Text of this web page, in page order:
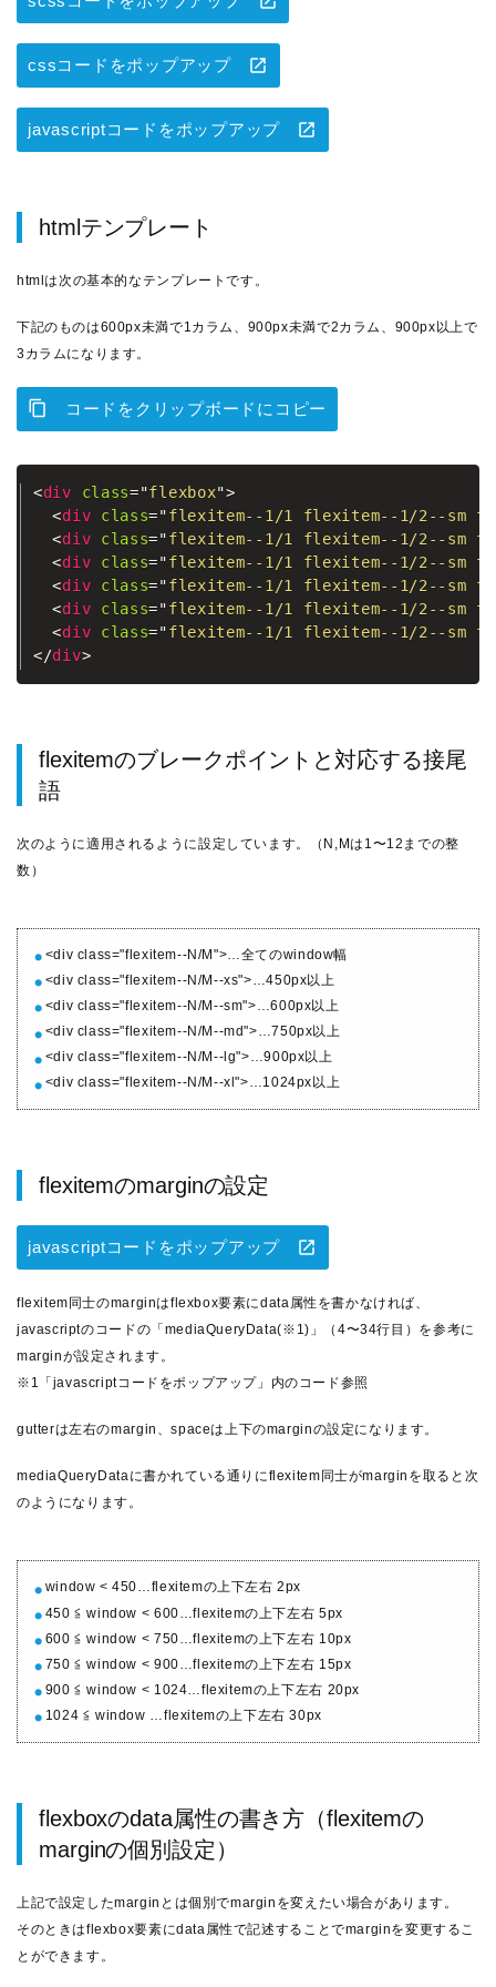
cssコードをポップアップ
javascriptコードをポップアップ
htmlテンプレート
htmlは次の基本的なテンプレートです。
下記のものは600px未満で1カラム、900px未満で2カラム、900px以上で
3カラムになります。
コードをクリップボードにコピー
<div class="flexbox">
<div class="flexitem--1/1 flexitem--1/2--sm
<div class="flexitem--1/1 flexitem--1/2--sm
<div class="flexitem--1/1 flexitem--1/2--sm
<div class="flexitem--1/1 flexitem--1/2--sm
<div class="flexitem--1/1 flexitem--1/2--sm
<div class="flexitem--1/1 flexitem--1/2--sm
</div>
flexitemのブレークポイントと対応する接尾
語
次のように適用されるように設定しています。（N,Mは1〜12までの整
数）
<div class="flexitem--N/M">…全てのwindow幅
<div class="flexitem--N/M--xs">…450px以上
<div class="flexitem--N/M--sm">…600px以上
<div class="flexitem--N/M--md">…750px以上
<div class="flexitem--N/M--lg">…900px以上
<div class="flexitem--N/M--xl">…1024px以上
flexitemのmarginの設定
javascriptコードをポップアップ
flexitem同士のmarginはflexbox要素にdata属性を書かなければ、
javascriptのコードの「mediaQueryData(※1)」（4〜34行目）を参考に
marginが設定されます。
※1「javascriptコードをポップアップ」内のコード参照
gutterは左右のmargin、spaceは上下のmarginの設定になります。
mediaQueryDataに書かれている通りにflexitem同士がmarginを取ると次
のようになります。
window < 450…flexitemの上下左右 2px
450 ≦ window < 600…flexitemの上下左右 5px
600 ≦ window < 750…flexitemの上下左右 10px
750 ≦ window < 900…flexitemの上下左右 15px
900 ≦ window < 1024…flexitemの上下左右 20px
1024 ≦ window …flexitemの上下左右 30px
flexboxのdata属性の書き方（flexitemの
marginの個別設定）
上記で設定したmarginとは個別でmarginを変えたい場合があります。
そのときはflexbox要素にdata属性で記述することでmarginを変更するこ
とができます。